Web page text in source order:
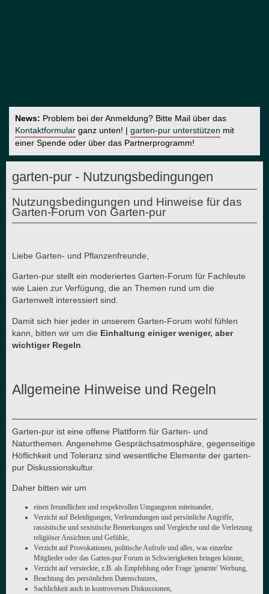
News: Problem bei der Anmeldung? Bitte Mail über das
Kontaktformular ganz unten! | garten-pur unterstützen mit
einer Spende oder über das Partnerprogramm!
garten-pur - Nutzungsbedingungen
Nutzungsbedingungen und Hinweise für das
Garten-Forum von Garten-pur
Liebe Garten- und Pflanzenfreunde,
Garten-pur stellt ein moderiertes Garten-Forum für Fachleute
wie Laien zur Verfügung, die an Themen rund um die
Gartenwelt interessiert sind.
Damit sich hier jeder in unserem Garten-Forum wohl fühlen
kann, bitten wir um die Einhaltung einiger weniger, aber
wichtiger Regeln
Allgemeine Hinweise und Regeln
Garten-pur ist eine offene Plattform für Garten- und
Naturthemen. Angenehme Gesprächsatmosphäre, gegenseitige
Höflichkeit und Toleranz sind wesentliche Elemente der garten-
pur Diskussionskultur.
Daher bitten wir um
einen freundlichen und respektvollen Umgangston miteinander,
Verzicht auf Beleidigungen, Verleumdungen und persönliche Angriffe,
rassistische und sexistische Bemerkungen und Vergleiche und die Verletzung
religiöser Ansichten und Gefühle,
Verzicht auf Provokationen, politische Aufrufe und alles, was einzelne
Mitglieder oder das Garten-pur Forum in Schwierigkeiten bringen könnte,
Verzicht auf versteckte, z.B. als Empfehlung oder Frage 'getarnte' Werbung,
Beachtung des persönlichen Datenschutzes,
Sachlichkeit auch in kontroversen Diskussionen,